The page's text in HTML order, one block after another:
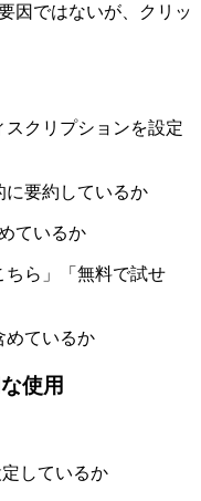
因ではないが、クリッ
クリプションを設定
に要約しているか
ているか
ちら」「無料で試せ
めているか
使用
しているか